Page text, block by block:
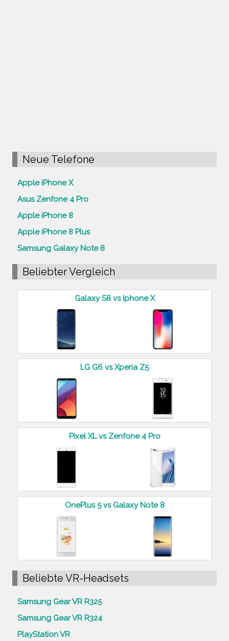
Neue Telefone
Apple iPhone X
Asus Zenfone 4 Pro
Apple iPhone 8
Apple iPhone 8 Plus
Samsung Galaxy Note 8
Beliebter Vergleich
Galaxy S8 vs Iphone X
LG G6 vs Xperia Z5
Pixel XL vs Zenfone 4 Pro
OnePlus 5 vs Galaxy Note 8
Beliebte VR-Headsets
Samsung Gear VR R325
Samsung Gear VR R324
PlayStation VR